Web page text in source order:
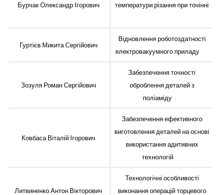
Бурчак Олександр Ігорович
температури різання при точінні
Гуртієв Микита Сергійович
Відновлення роботоздатності
електровакуумного приладу
Зозуля Роман Сергійович
Забезпечення точності
оброблення деталей з
поліаміду
Ковбаса Віталій Ігорович
Забезпечення ефективного
виготовлення деталей на основі
використання адитивних
технологій
Литвиненко Антон Вікторович
Технологічні особливості
виконання операцій торцевого